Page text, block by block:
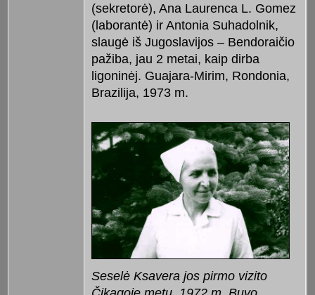
(sekretorė), Ana Laurenca L. Gomez
(laborantė) ir Antonia Suhadolnik,
slaugė iš Jugoslavijos – Bendoraičio
pažiba, jau 2 metai, kaip dirba
ligoninėj. Guajara-Mirim, Rondonia,
Brazilija, 1973 m.
Seselė Ksavera jos pirmo vizito